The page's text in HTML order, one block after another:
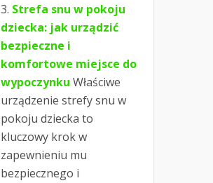
Strefa snu w pokoju
dziecka: jak urządzić
bezpieczne i
komfortowe miejsce do
wypoczynku Właściwe
urządzenie strefy snu w
pokoju dziecka to
kluczowy krok w
zapewnieniu mu
bezpiecznego i